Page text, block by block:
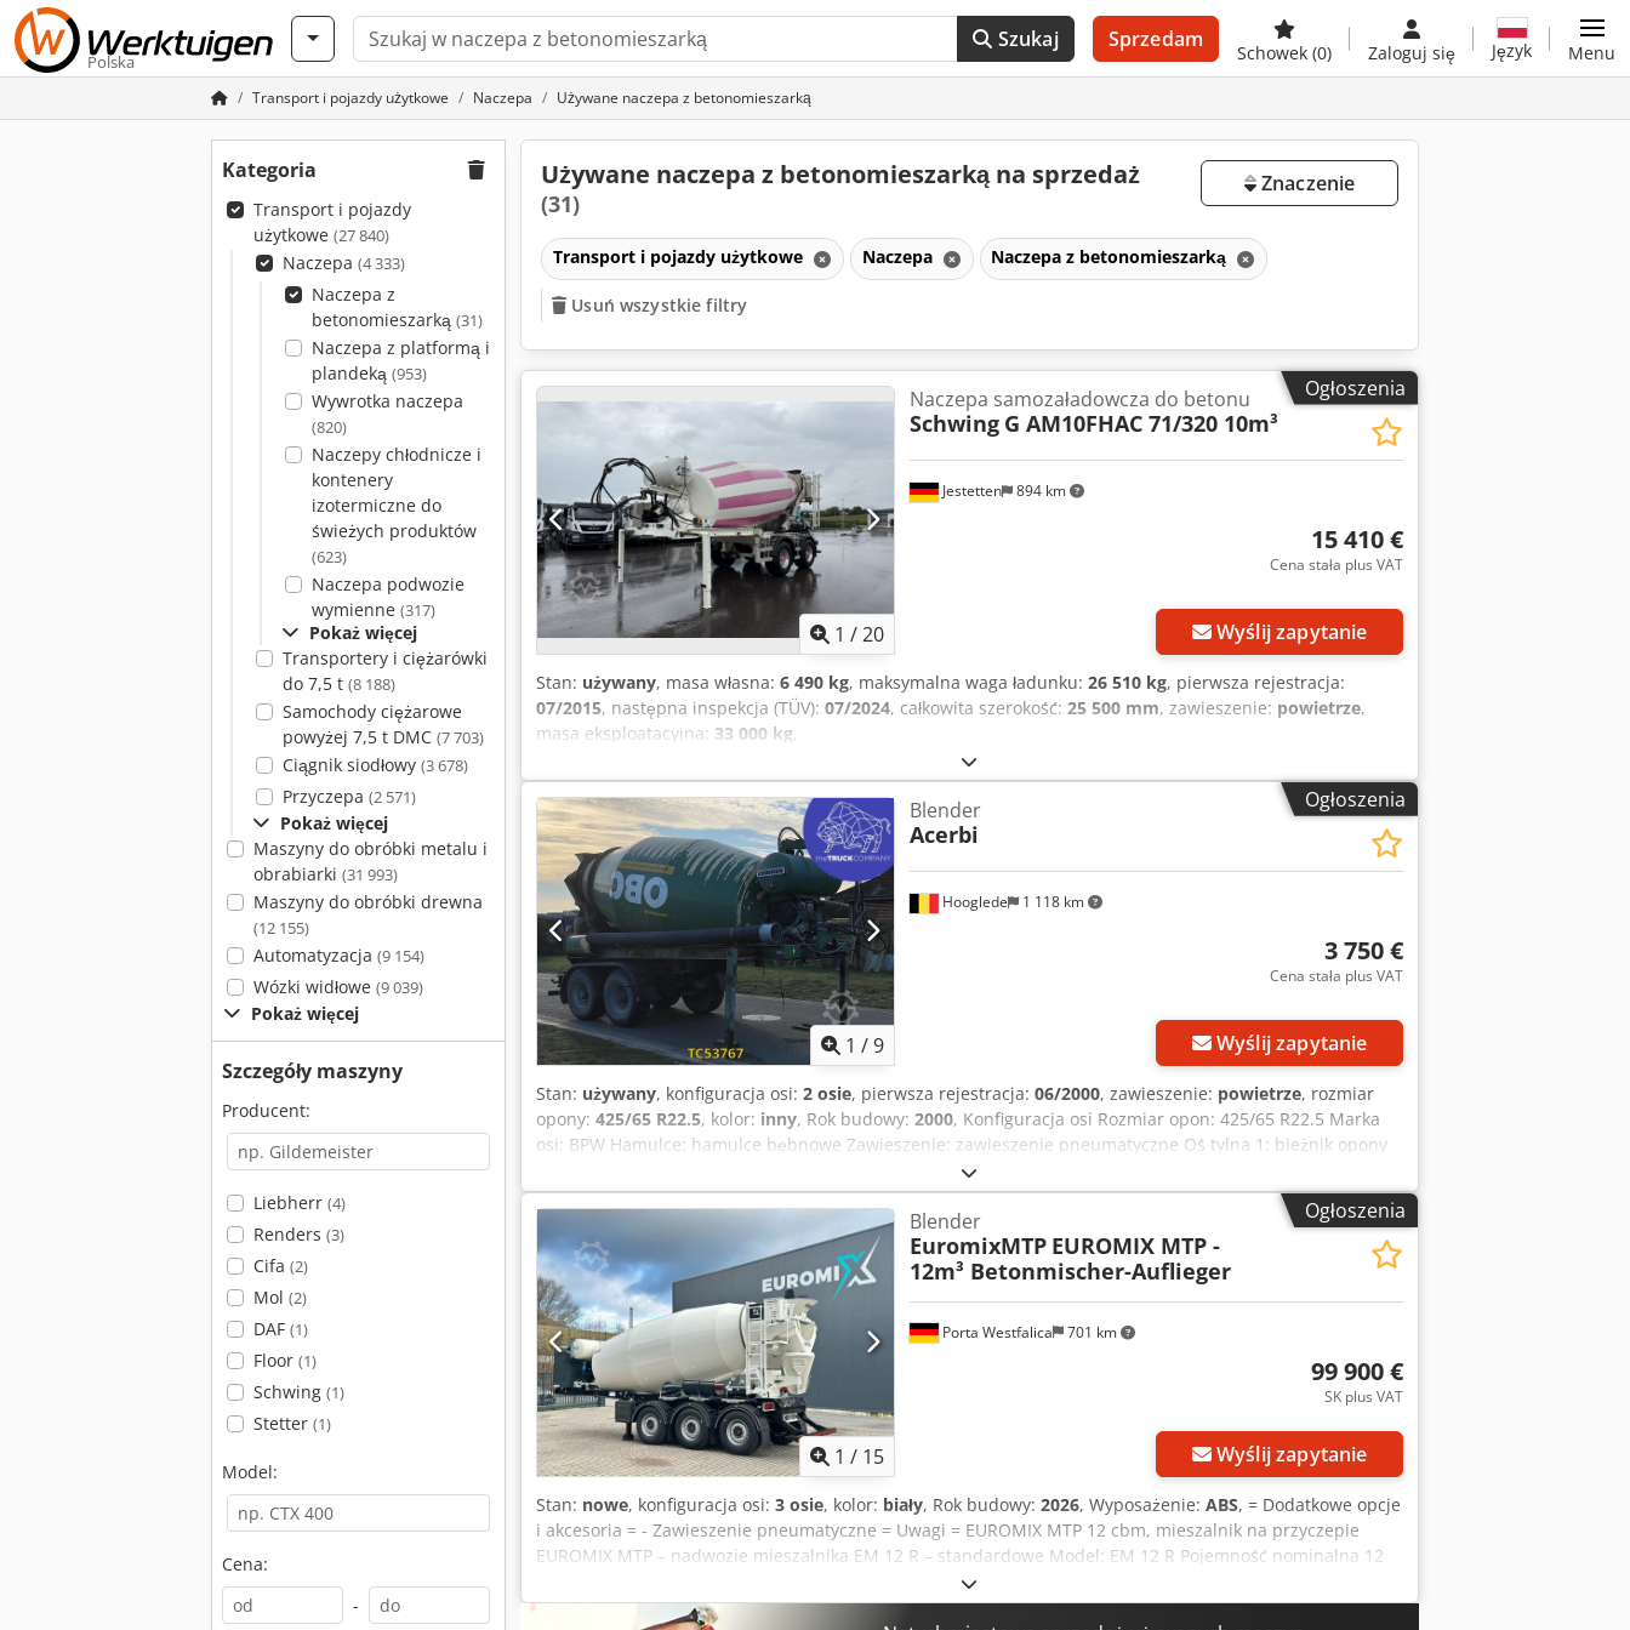
Polska
Szukaj Sprzedam
Schowek (0) Zaloguj się Język Menu
Transport i pojazdy użytkowe Naczepa Używane naczepa z betonomieszarką
Kategoria
Transport i pojazdy
użytkowe (27 840)
Naczepa (4 333)
Naczepa z
betonomieszarką (31)
Naczepa z platformą i
plandeką (953)
Wywrotka naczepa
(820)
Naczepy chłodnicze i
kontenery
izotermiczne do
świeżych produktów
(623)
Naczepa podwozie
wymienne (317)
Pokaż więcej
Transportery i ciężarówki
do 7,5 t (8 188)
Samochody ciężarowe
powyżej 7,5 t DMC (7 703)
Ciągnik siodłowy (3 678)
Przyczepa (2 571)
Pokaż więcej
Maszyny do obróbki metalu i
obrabiarki (31 993)
Maszyny do obróbki drewna
(12 155)
Automatyzacja (9 154)
Wózki widłowe (9 039)
Pokaż więcej
Szczegóły maszyny
Producent:
Liebherr (4)
Renders (3)
Cifa (2)
Mol (2)
DAF (1)
Floor (1)
Schwing (1)
Stetter (1)
Model:
Cena:
-
Używane naczepa z betonomieszarką na sprzedaż
(31)
Znaczenie
Transport i pojazdy użytkowe Naczepa Naczepa z betonomieszarką
Usuń wszystkie filtry
Ogłoszenia
1 /20
Jestetten 894 km
Naczepa samozaładowcza do betonu
Schwing G AM10FHAC 71/320 10m³
15 410 €
Cena stała plus VAT
Wyślij zapytanie
Stan: używany, masa własna: 6 490 kg, maksymalna waga ładunku: 26 510 kg, pierwsza rejestracja:
07/2015, następna inspekcja (TÜV): 07/2024, całkowita szerokość: 25 500 mm, zawieszenie: powietrze,
masa eksploatacyjna: 33 000 kg,
Ogłoszenia
1 /9
Hooglede 1 118 km
Blender
Acerbi
3 750 €
Cena stała plus VAT
Wyślij zapytanie
Stan: używany, konfiguracja osi: 2 osie, pierwsza rejestracja: 06/2000, zawieszenie: powietrze, rozmiar
opony: 425/65 R22.5, kolor: inny, Rok budowy: 2000, Konfiguracja osi Rozmiar opon: 425/65 R22.5 Marka
osi: BPW Hamulce: hamulce bębnowe Zawieszenie: zawieszenie pneumatyczne Oś tylna 1: bieżnik opony
lewy: 5%; prawy: 5% Dsdozra R Repfx Ah Dock Oś tylna 2: bieżnik opony lewy: 5%; prawy: 5% Wagi Masa
własna: 7.500 kg Ładowność: 24.500 kg Dopuszczalna masa całkowita: 32.000 kg Stan Uszkodzenia: brak
Ogłoszenia
1 / 15
Porta Westfalica 701 km
Blender
EuromixMTP EUROMIX MTP -
12m³ Betonmischer-Auflieger
99 900 €
SK plus VAT
Wyślij zapytanie
Stan: nowe, konfiguracja osi: 3 osie, kolor: biały, Rok budowy: 2026, Wyposażenie: ABS, = Dodatkowe opcje
i akcesoria = - Zawieszenie pneumatyczne = Uwagi = EUROMIX MTP 12 cbm, mieszalnik na przyczepie
EUROMIX MTP – nadwozie mieszalnika EM 12 R – standardowe Model: EM 12 R Pojemność nominalna 12
m³ betonu gotowego Bęben mieszający w standardowej konstrukcji Bęben mieszający w standardowej
wersji, wykonany z materiału S355 Śmigła mieszające w standardowej wersji, wykonane z materiału S420